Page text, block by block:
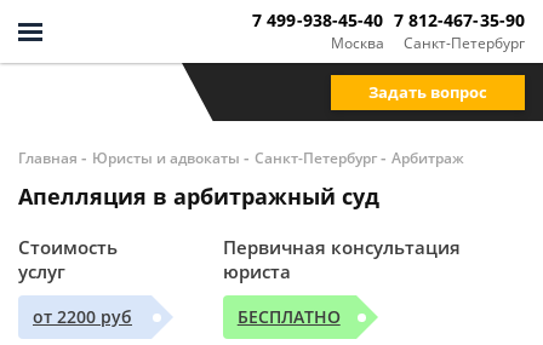
Москва
7 499-938-45-40
Санкт-Петербург
7 812-467-35-90
Задать вопрос
Главная - Юристы и адвокаты - Санкт-Петербург- Арбитраж
Апелляция в арбитражный суд
Стоимость
услуг
от 2200 руб
Первичная консультация
юриста
БЕСПЛАТНО